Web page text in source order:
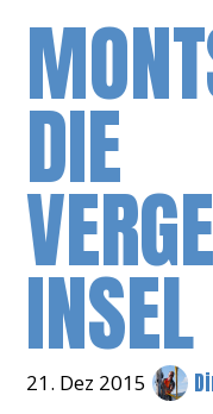
DIE
INSEL
21. Dez 2015